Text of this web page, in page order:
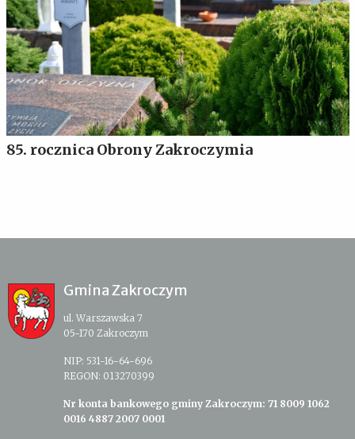
85. rocznica Obrony Zakroczymia
Gmina Zakroczym
ul. Warszawska 7
05-170 Zakroczym
NIP: 531-16-64-696
REGON: 013270399
Nr konta bankowego gminy Zakroczym: 71 8009 1062
0016 4887 2007 0001